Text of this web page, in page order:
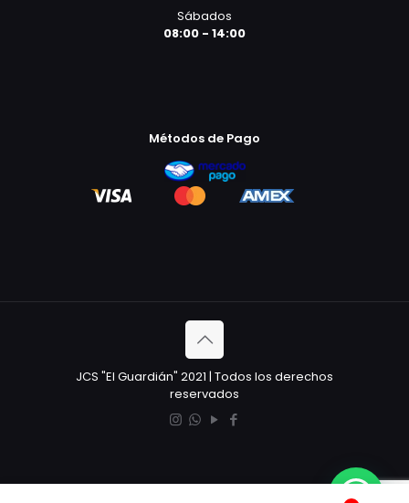
Sábados
08:00 - 14:00
Métodos de Pago
JCS "El Guardián" 2021 | Todos los derechos
reservados